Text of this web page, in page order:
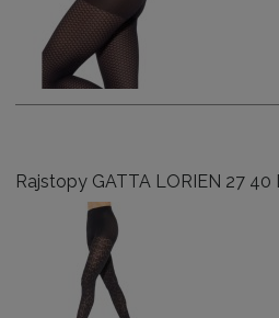
Rajstopy GATTA LORIEN 27